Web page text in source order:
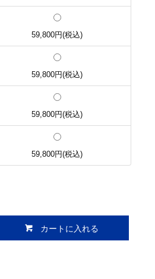
59,800円(税込)
59,800円(税込)
59,800円(税込)
59,800円(税込)
カートに入れる